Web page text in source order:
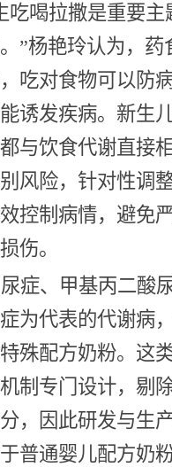
吃喝拉撒是重要主
”杨艳玲认为，药
吃对食物可以防病
诱发疾病。新生
与饮食代谢直接
风险，针对性调
控制病情，避免
伤。
症、甲基丙二酸
为代表的代谢病
殊配方奶粉。这
制专门设计，剔
，因此研发与生
普通婴儿配方奶